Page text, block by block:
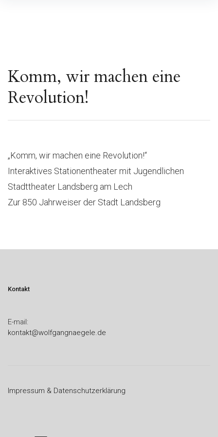
Komm, wir machen eine
Revolution!
„Komm, wir machen eine Revolution!“
Interaktives Stationentheater mit Jugendlichen
Stadttheater Landsberg am Lech
Zur 850 Jahrweiser der Stadt Landsberg
Kontakt
E-mail:
kontakt@wolfgangnaegele.de
Impressum & Datenschutzerklärung